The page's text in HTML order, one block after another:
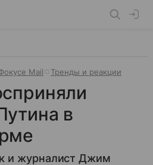
Mail Тренды и реакции
в
и журналист Джим